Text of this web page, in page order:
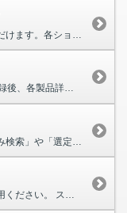
各地域のショールームでお手に取ってご覧いただけます。各ショールームによって展示品が異なるため、事前に電話にてお問い...
CADのダウンロードはスガツネット会員にご登録後、各製品詳細情報ページでダウンロードいただけます。 スガツネッ...
お問い合わせについては、専用フォームをご利用ください。 スガツネット会員のお客様は、ログインしてからお問い合...